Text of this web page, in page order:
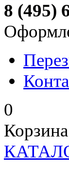
8 (495)
0